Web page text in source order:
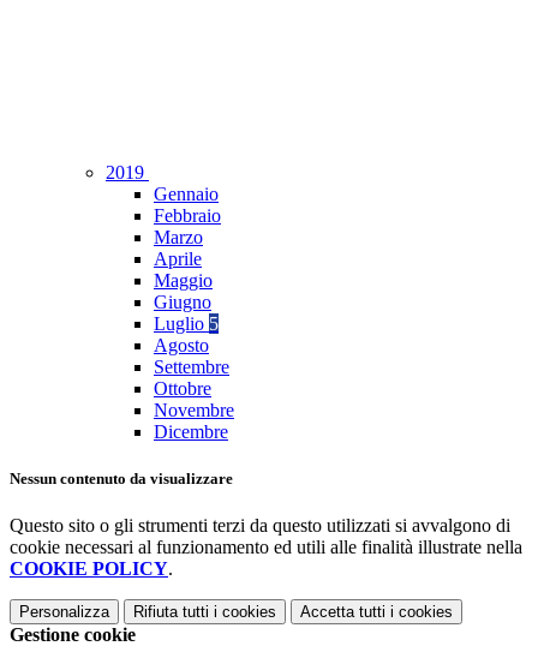
2019
Gennaio
Febbraio
Marzo
Aprile
Maggio
Giugno
Luglio 5
Agosto
Settembre
Ottobre
Novembre
Dicembre
Nessun contenuto da visualizzare
Questo sito o gli strumenti terzi da questo utilizzati si avvalgono di
cookie necessari al funzionamento ed utili alle finalità illustrate nella
COOKIE POLICY.
Personalizza Rifiuta tutti i cookies Accetta tutti i cookies
Gestione cookie